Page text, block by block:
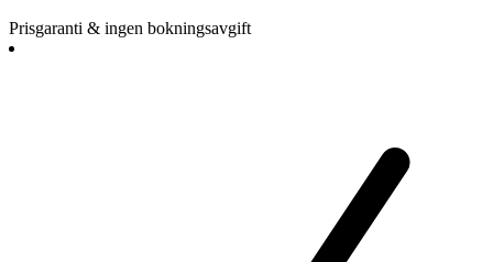
Prisgaranti & ingen bokningsavgift